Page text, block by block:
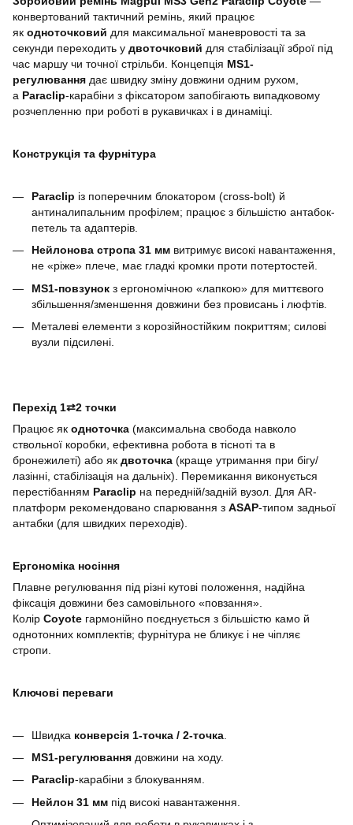
конвертований тактичний ремінь, який працює
як одноточковий для максимальної маневровості та за
секунди переходить у двоточковий для стабілізації зброї під
час маршу чи точної стрільби. Концепція MS1-
регулювання дає швидку зміну довжини одним рухом,
а Paraclip-карабіни з фіксатором запобігають випадковому
розчепленню при роботі в рукавичках і в динаміці.
Конструкція та фурнітура
Paraclip із поперечним блокатором (cross-bolt) й
антиналипальним профілем; працює з більшістю антабок-
петель та адаптерів.
Нейлонова стропа 31 мм витримує високі навантаження,
не «ріже» плече, має гладкі кромки проти потертостей.
MS1-повзунок з ергономічною «лапкою» для миттєвого
збільшення/зменшення довжини без провисань і люфтів.
Металеві елементи з корозійностійким покриттям; силові
вузли підсилені.
Перехід 1⇄2 точки
Працює як одноточка (максимальна свобода навколо
ствольної коробки, ефективна робота в тісноті та в
бронежилеті) або як двоточка (краще утримання при бігу/
лазінні, стабілізація на дальніх). Перемикання виконується
перестібанням Paraclip на передній/задній вузол. Для AR-
платформ рекомендовано спарювання з ASAP-типом задньої
антабки (для швидких переходів).
Ергономіка носіння
Плавне регулювання під різні кутові положення, надійна
фіксація довжини без самовільного «повзання».
Колір Coyote гармонійно поєднується з більшістю камо й
однотонних комплектів; фурнітура не бликує і не чіпляє
стропи.
Ключові переваги
Швидка конверсія 1-точка / 2-точка
MS1-регулювання довжини на ходу.
Paraclip-карабіни з блокуванням.
Нейлон 31 мм під високі навантаження.